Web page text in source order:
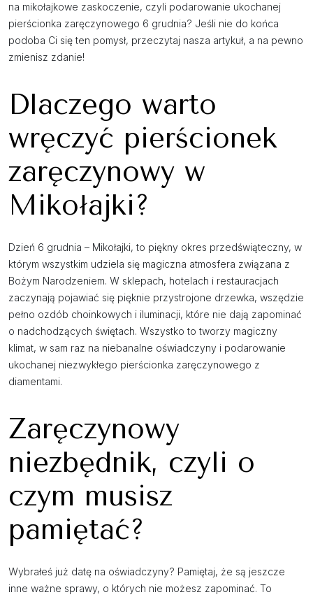
na mikołajkowe zaskoczenie, czyli podarowanie ukochanej
pierścionka zaręczynowego 6 grudnia? Jeśli nie do końca
podoba Ci się ten pomysł, przeczytaj nasza artykuł, a na pewno
zmienisz zdanie!
Dlaczego warto
wręczyć pierścionek
zaręczynowy w
Mikołajki?
Dzień 6 grudnia – Mikołajki, to piękny okres przedświąteczny, w
którym wszystkim udziela się magiczna atmosfera związana z
Bożym Narodzeniem. W sklepach, hotelach i restauracjach
zaczynają pojawiać się pięknie przystrojone drzewka, wszędzie
pełno ozdób choinkowych i iluminacji, które nie dają zapominać
o nadchodzących świętach. Wszystko to tworzy magiczny
klimat, w sam raz na niebanalne oświadczyny i podarowanie
ukochanej niezwykłego pierścionka zaręczynowego z
diamentami.
Zaręczynowy
niezbędnik, czyli o
czym musisz
pamiętać?
Wybrałeś już datę na oświadczyny? Pamiętaj, że są jeszcze
inne ważne sprawy, o których nie możesz zapominać. To